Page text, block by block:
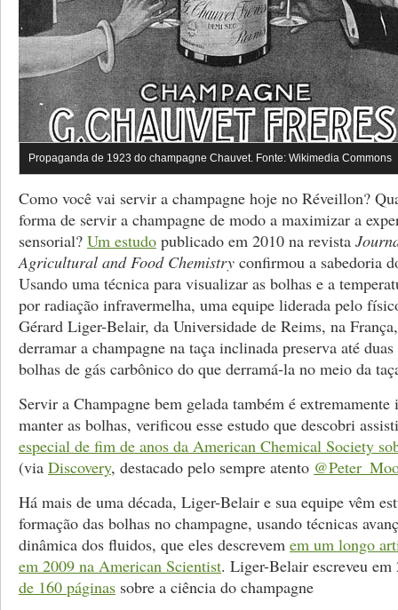
Propaganda de 1923 do champagne Chauvet. Fonte: Wikimedia Commons
Como você vai servir a champagne hoje no Réveillon?
forma de servir a champagne de modo a maximizar a
sensorial? Um estudo publicado em 2010 na revista
Agricultural and Food Chemistry confirmou a sabedoria
Usando uma técnica para visualizar as bolhas e a
por radiação infravermelha, uma equipe liderada pelo
Gérard Liger-Belair, da Universidade de Reims, na
derramar a champagne na taça inclinada preserva até duas
bolhas de gás carbônico do que derramá-la no meio da
Servir a Champagne bem gelada também é extremamente
manter as bolhas, verificou esse estudo que descobri
especial de fim de anos da American Chemical Society
(via Discovery, destacado pelo sempre atento
Há mais de uma década, Liger-Belair e sua equipe vêm
formação das bolhas no champagne, usando técnicas
dinâmica dos fluidos, que eles descrevem em um longo
em 2009 na American Scientist. Liger-Belair escreveu
de 160 páginas sobre a ciência do champagne